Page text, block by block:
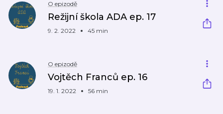
O epizodě
Režijní škola ADA ep. 17
9. 2. 2022 45 min
O epizodě
Vojtěch Franců ep. 16
19. 1. 2022 56 min